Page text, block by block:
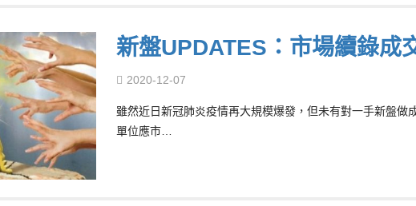
新盤UPDATES：市場續錄
2020-12-07
雖然近日新冠肺炎疫情再大規模爆發，但未有對一手新盤
單位應市…